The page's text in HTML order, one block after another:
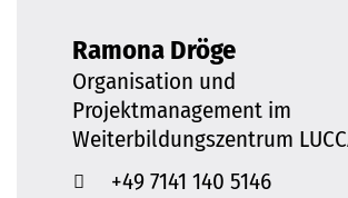
Ramona Dröge
Organisation und
Projektmanagement im
Weiterbildungszentrum
+49 7141 140 5146